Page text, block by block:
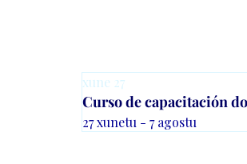
xune 27
Curso de capacitación
27 xunetu - 7 agostu